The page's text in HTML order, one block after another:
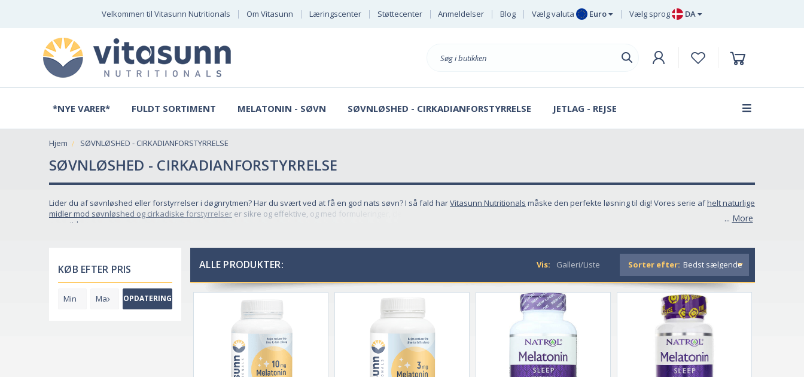
Velkommen til Vitasunn Nutritionals Om Vitasunn Læringscenter Støttecenter Anmeldelser Blog Vælg valuta Euro
Svenske
Vælg sprog DA
DE
Søg
*NYE VARER* FULDT SORTIMENT MELATONIN - SØVN SØVNLØSHED - CIRKADIANFORSTYRRELSE JETLAG - REJSE
Hjem SØVNLØSHED - CIRKADIANFORSTYRRELSE
SØVNLØSHED - CIRKADIANFORSTYRRELSE
Lider du af søvnløshed eller forstyrrelser i døgnrytmen? Har du svært ved at få en god nats søvn? I så fald harVitasunn Nutritionals måske den perfekte løsning til dig! Vores serie afhelt naturlige
midler mod søvnløshed og cirkadiske forstyrrelser er sikre og effektive, og med formuleringer, der indeholder ingredienser som melatonin, magnesium og kamille, vil du snooze som en baby på i
ngen tid.
Der findes forskellige typer af søvnløshedsproblemer, men kort fortalt er søvnløshed et problem med at falde i søvn eller holde sig i søvn.
Der er to hovedtyper af søvnløshed: primær og sekundær søvnløshed. betyder, at søvnproblemerne ikke skyldes en anden helbredstilstand. Sekundær søvnløshed
at søvnproblemerne skyldes en anden helbredstilstand.
Der findes også forskellige typer af søvnløshed baseret på, hvor længe problemet varer.Akut søvnløshed varer i en kort periode (mindre end en måned). Kronisk søvnløshedvarer i længere tid
Nogle mennesker med søvnløshed kan også have søvnapnø, som er en tilstand, hvor man holder op med at trække vejret i korte perioder under søvnen.
... More
KØB EFTER PRIS
OPDATERING
ALLE PRODUKTER: Vis: Galleri/Liste Sorter efter: